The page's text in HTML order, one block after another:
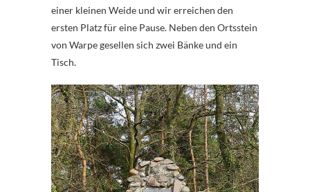
einer kleinen Weide und wir erreichen den
ersten Platz für eine Pause. Neben den Ortsstein
von Warpe gesellen sich zwei Bänke und ein
Tisch.